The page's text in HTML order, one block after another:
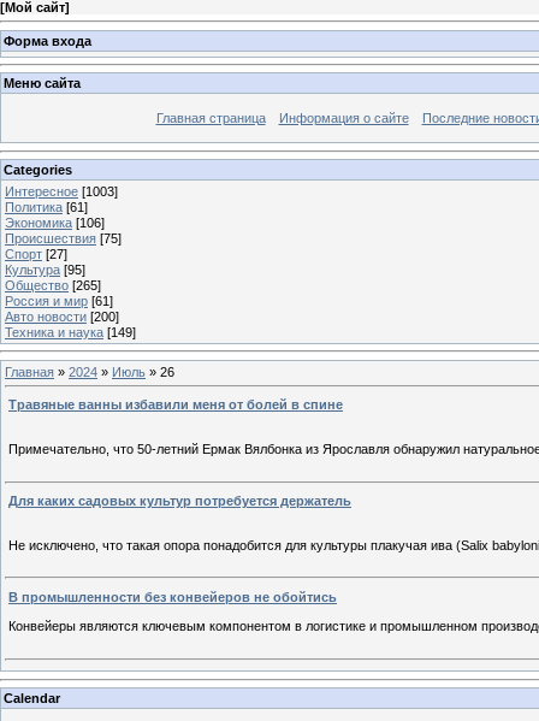
[Мой сайт]
Форма входа
Меню сайта
Главная страница Информация о сайте Последние
Categories
Интересное [1003]
Политика [61]
Экономика [106]
Происшествия [75]
Спорт [27]
Культура [95]
Общество [265]
Россия и мир [61]
Авто новости [200]
Техника и наука [149]
Главная » 2024 » Июль » 26
Травяные ванны избавили меня от болей в спине
Примечательно, что 50-летний Ермак Вялбонка из Ярославля обнаружил
Для каких садовых культур потребуется держатель
Не исключено, что такая опора понадобится для культуры плакучая ива (Salix
В промышленности без конвейеров не обойтись
Конвейеры являются ключевым компонентом в логистике и промышленном
Calendar